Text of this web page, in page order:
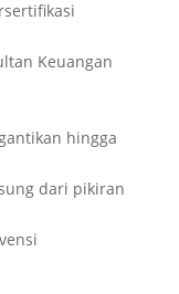
Keuangan
hingga
dari pikiran